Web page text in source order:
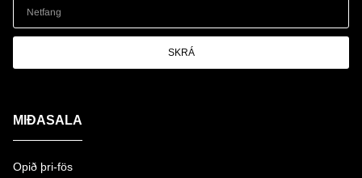
SKRÁ
MIÐASALA
Opið þri-fös